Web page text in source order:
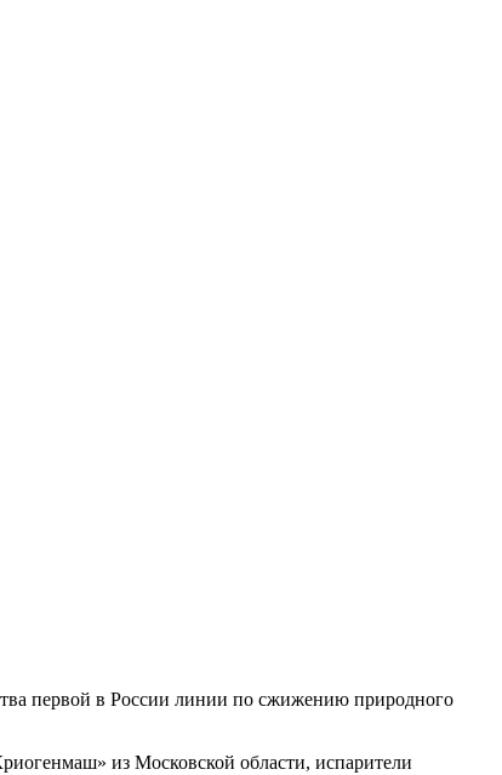
первой в России линии по сжижению природного
из Московской области, испарители